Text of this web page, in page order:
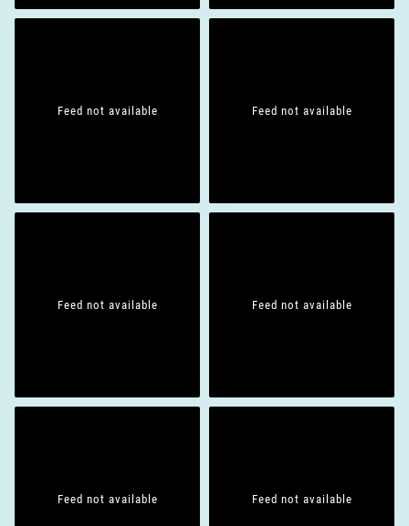
Feed not available Feed not available
Feed not available Feed not available
Feed not available Feed not available